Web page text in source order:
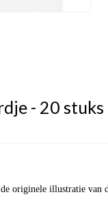
- 20 stuks
originele illustratie van